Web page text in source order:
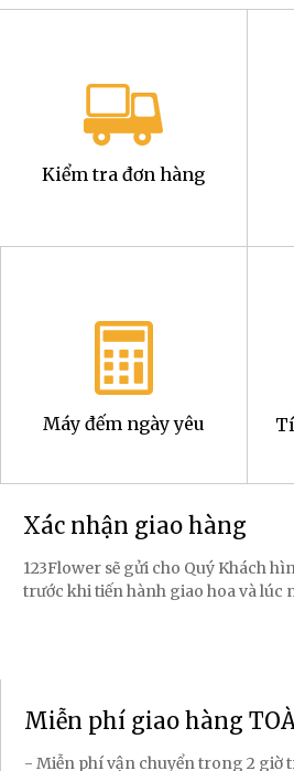
Kiểm tra đơn hàng
Máy đếm ngày yêu
Xác nhận giao hàng
123Flower sẽ gửi cho Quý Khách
trước khi tiến hành giao hoa và lúc
Miễn phí giao hàng
- Miễn phí vận chuyển trong 2 giờ